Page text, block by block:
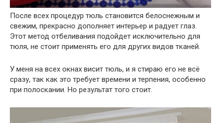
После всех процедур тюль становится белоснежным и
свежим, прекрасно дополняет интерьер и радует глаз.
Этот метод отбеливания подойдет исключительно для
тюля, не стоит применять его для других видов тканей.
У меня на всех окнах висит тюль, и я стираю его не всё
сразу, так как это требует времени и терпения, особенно
при полоскании. Но результат того стоит.